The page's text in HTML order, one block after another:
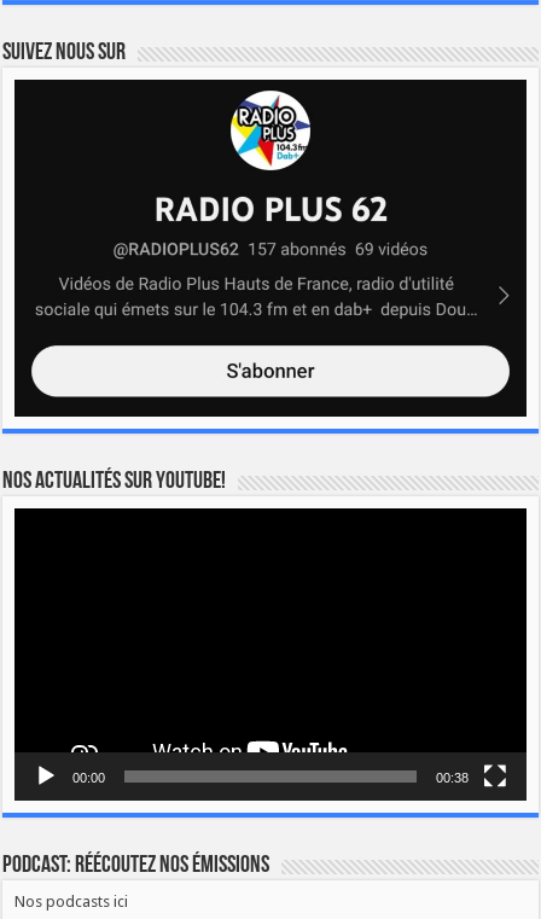
Suivez nous sur
Nos actualités sur YOUTUBE!
00:00 00:38
Podcast: Réécoutez nos émissions
Nos podcasts ici